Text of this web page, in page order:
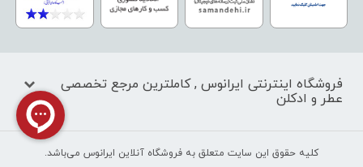
فروشگاه اینترنتی ایرانوس , کاملترین مرجع تخصصی
عطر و ادکلن
کليه حقوق اين سايت متعلق به فروشگاه آنلاین ایرانوس می‌باشد.